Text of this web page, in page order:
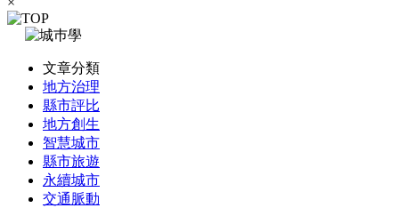
文章分類
地方治理
縣市評比
地方創生
智慧城市
縣市旅遊
永續城市
交通脈動